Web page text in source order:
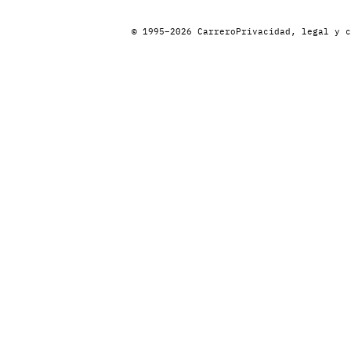
© 1995–2026 CarreroPrivacidad, legal y